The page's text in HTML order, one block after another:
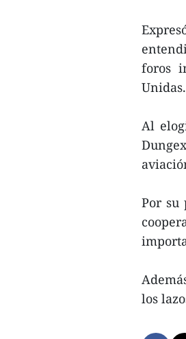
foros
Unidas.
Al
Por su
los